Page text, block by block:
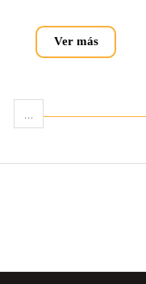
Ver más